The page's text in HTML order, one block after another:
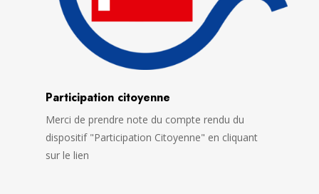
Participation citoyenne
Merci de prendre note du compte rendu du
dispositif "Participation Citoyenne" en cliquant
sur le lien